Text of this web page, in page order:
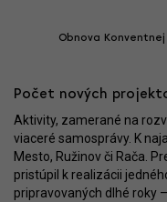
Obnova
Počet nových
Aktivity, zamerané na
viaceré samosprávy. K
Mesto, Ružinov či Rača.
pristúpil k realizácii
pripravovaných dlhé roky